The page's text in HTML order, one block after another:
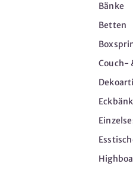
Bänke
Betten
Couch-